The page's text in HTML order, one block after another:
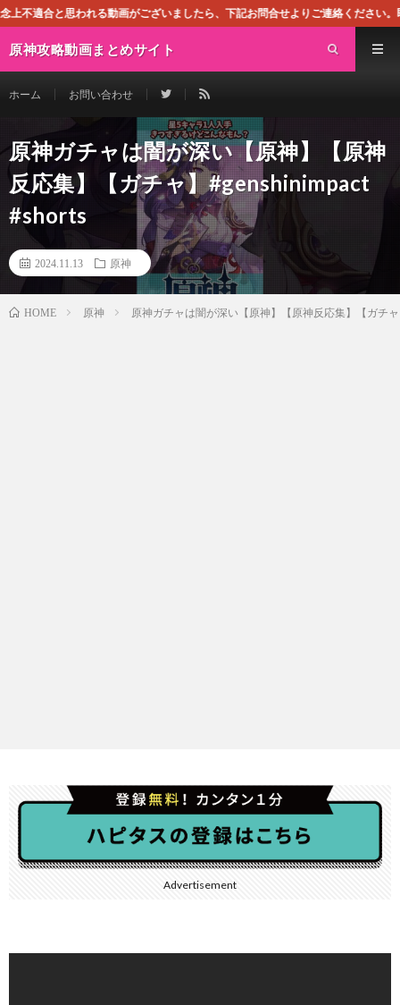
画がございましたら、下記お問合せよりご連絡ください。即刻対処させて
原神攻略動画まとめサイト
ホーム お問い合わせ
原神ガチャは闇が深い【原神】【原神
反応集】【ガチャ】#genshinimpact
#shorts
2024.11.13 原神
HOME 原神 原神ガチャは闇が深い【原神】【原神反応集】【ガチ
Advertisement